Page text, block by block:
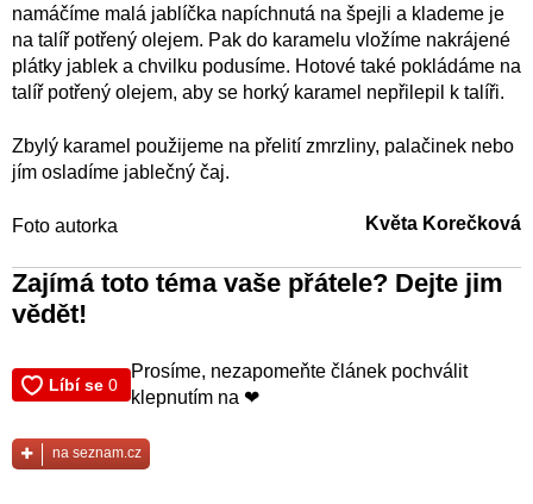
namáčíme malá jablíčka napíchnutá na špejli a klademe je
na talíř potřený olejem. Pak do karamelu vložíme nakrájené
plátky jablek a chvilku podusíme. Hotové také pokládáme na
talíř potřený olejem, aby se horký karamel nepřilepil k talíři.
Zbylý karamel použijeme na přelití zmrzliny, palačinek nebo
jím osladíme jablečný čaj.
Foto autorka Květa Korečková
Zajímá toto téma vaše přátele? Dejte jim
vědět!
Prosíme, nezapomeňte článek pochválit
klepnutím na ❤
na seznam.cz